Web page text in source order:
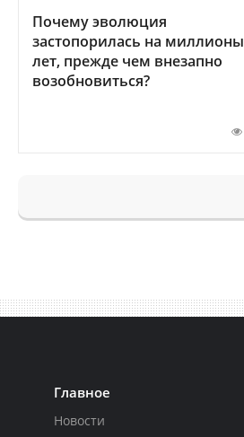
Почему эволюция
застопорилась на миллионы
лет, прежде чем внезапно
возобновиться?
Главное
Новости